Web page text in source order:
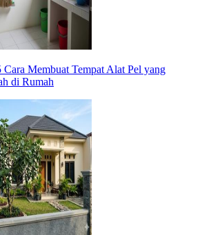
Cara Membuat Tempat Alat Pel yang
di Rumah